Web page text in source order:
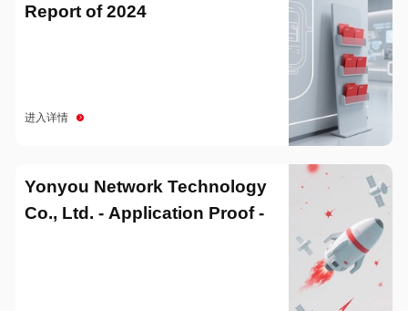
Report of 2024
进入详情
Yonyou Network Technology
Co., Ltd. - Application Proof -